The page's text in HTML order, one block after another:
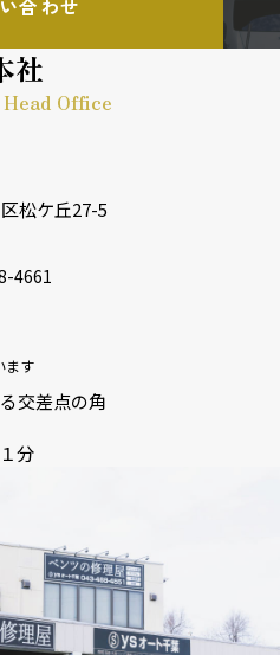
合わせ
社
Office
松ケ丘27-5
4661
ます
交差点の角
分